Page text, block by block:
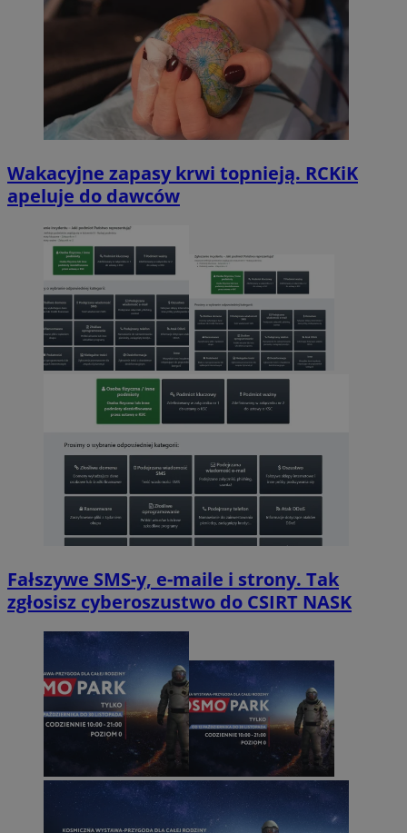
Wakacyjne zapasy krwi topnieją. RCKiK
apeluje do dawców
Fałszywe SMS-y, e-maile i strony. Tak
zgłosisz cyberoszustwo do CSIRT NASK